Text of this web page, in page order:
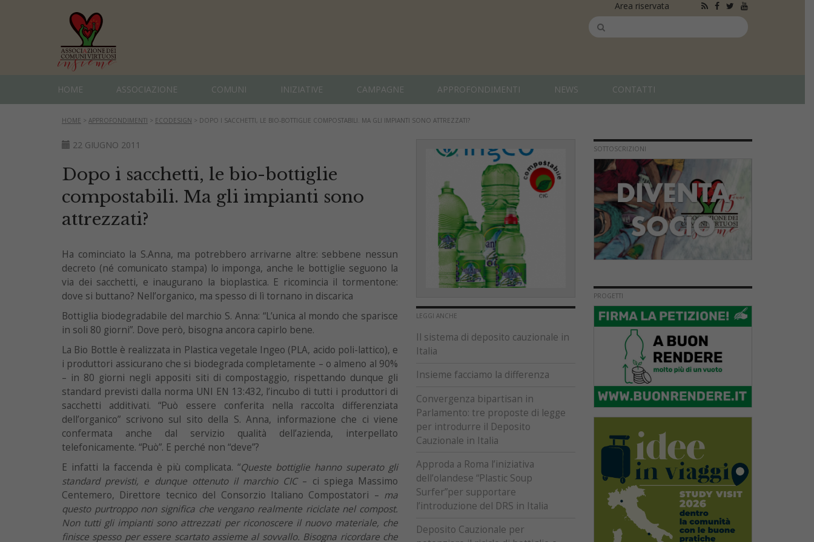
Area riservata
HOME ASSOCIAZIONE COMUNI INIZIATIVE CAMPAGNE APPROFONDIMENTI NEWS CONTATTI
HOME > APPROFONDIMENTI > ECODESIGN > DOPO I SACCHETTI, LE BIO-BOTTIGLIE COMPOSTABILI. MA GLI IMPIANTI SONO ATTREZZATI?
22 GIUGNO 2011
Dopo i sacchetti, le bio-bottiglie
compostabili. Ma gli impianti sono
attrezzati?
Ha cominciato la S.Anna, ma potrebbero arrivarne altre: sebbene nessun
decreto (né comunicato stampa) lo imponga, anche le bottiglie seguono la
via dei sacchetti, e inaugurano la bioplastica. E ricomincia il tormentone:
dove si buttano? Nell’organico, ma spesso di lì tornano in discarica
Bottiglia biodegradabile del marchio S. Anna: “L’unica al mondo che sparisce
in soli 80 giorni”. Dove però, bisogna ancora capirlo bene.
La Bio Bottle è realizzata in Plastica vegetale Ingeo (PLA, acido poli-lattico), e
i produttori assicurano che si biodegrada completamente – o almeno al 90%
– in 80 giorni negli appositi siti di compostaggio, rispettando dunque gli
standard previsti dalla norma UNI EN 13:432, l’incubo di tutti i produttori di
sacchetti additivati. “Può essere conferita nella raccolta differenziata
dell’organico” scrivono sul sito della S. Anna, informazione che ci viene
confermata anche dal servizio qualità dell’azienda, interpellato
telefonicamente. “Può”. E perché non “deve”?
E infatti la faccenda è più complicata. “Queste bottiglie hanno superato gli
standard previsti, e dunque ottenuto il marchio CIC– ci spiega Massimo
Centemero, Direttore tecnico del Consorzio Italiano Compostatori – ma
questo purtroppo non significa che vengano realmente riciclate nel compost.
Non tutti gli impianti sono attrezzati per riconoscere il nuovo materiale, che
finisce spesso per essere scartato assieme al sovvallo. Bisogna ricordare che
LEGGI ANCHE
Il sistema di deposito cauzionale in
Italia
Insieme facciamo la differenza
Convergenza bipartisan in
Parlamento: tre proposte di legge
per introdurre il Deposito
Cauzionale in Italia
Approda a Roma l’iniziativa
dell’olandese “Plastic Soup
Surfer”per supportare
l’introduzione del DRS in Italia
Deposito Cauzionale per
SOTTOSCRIZIONI
PROGETTI